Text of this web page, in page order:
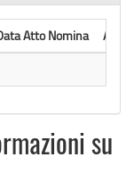
Atto Nomina
Atto
su